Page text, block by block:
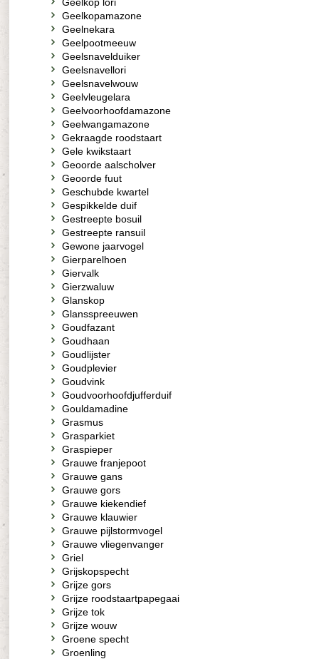
Geelkopamazone
Geelnekara
Geelpootmeeuw
Geelsnavelduiker
Geelsnavellori
Geelsnavelwouw
Geelvleugelara
Geelvoorhoofdamazone
Geelwangamazone
Gekraagde roodstaart
Gele kwikstaart
Geoorde aalscholver
Geoorde fuut
Geschubde kwartel
Gespikkelde duif
Gestreepte bosuil
Gestreepte ransuil
Gewone jaarvogel
Gierparelhoen
Giervalk
Gierzwaluw
Glanskop
Glansspreeuwen
Goudfazant
Goudhaan
Goudlijster
Goudplevier
Goudvink
Goudvoorhoofdjufferduif
Gouldamadine
Grasmus
Grasparkiet
Graspieper
Grauwe franjepoot
Grauwe gans
Grauwe gors
Grauwe kiekendief
Grauwe klauwier
Grauwe pijlstormvogel
Grauwe vliegenvanger
Griel
Grijskopspecht
Grijze gors
Grijze roodstaartpapegaai
Grijze tok
Grijze wouw
Groene specht
Groenling